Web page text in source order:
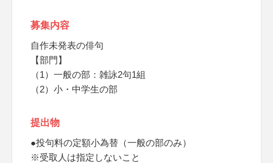
募集内容
自作未発表の俳句
【部門】
（1）一般の部：雑詠2句1組
（2）小・中学生の部
提出物
●投句料の定額小為替（一般の部のみ）
※受取人は指定しないこと